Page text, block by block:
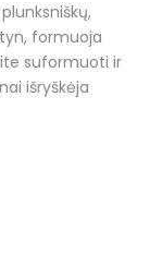
formuoja
suformuoti ir
išryškėja